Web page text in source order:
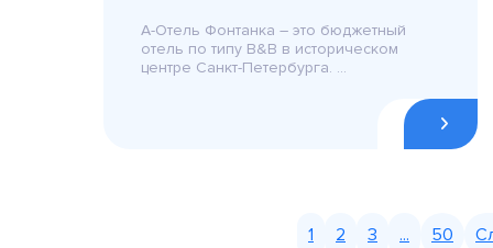
А-Отель Фонтанка – это бюджетный
отель по типу B&B в историческом
центре Санкт-Петербурга. ...
1 2 3 ... 50